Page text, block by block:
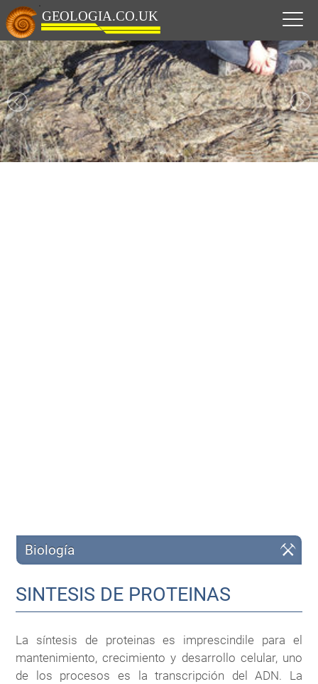
Biología
SINTESIS DE PROTEINAS
La síntesis de proteinas es imprescindile para el
mantenimiento, crecimiento y desarrollo celular, uno
de los procesos es la transcripción del ADN. La